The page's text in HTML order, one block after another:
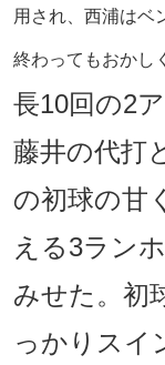
用され、西浦はベ
終わってもおかし
長10回の2
藤井の代打
の初球の甘
える3ラン
みせた。初
っかりスイ